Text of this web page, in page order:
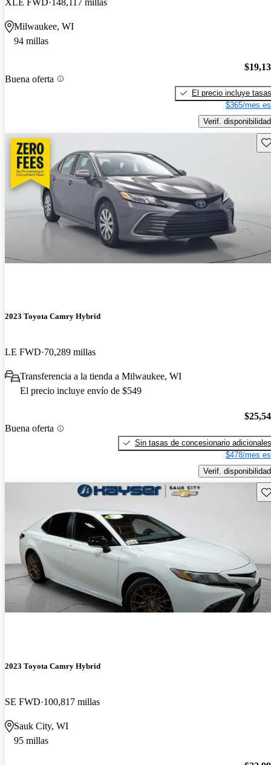
XLE FWD 148,117 millas
Milwaukee, WI
94 millas
Buena oferta
El precio incluye tasas
$365/mes
Verif. disponibilidad
2023 Toyota Camry Hybrid
LE FWD 70,289 millas
Transferencia a la tienda a Milwaukee, WI
El precio incluye envío de $549
Buena oferta
Sin tasas de concesionario adicionales
$478/mes
Verif. disponibilidad
2023 Toyota Camry Hybrid
SE FWD 100,817 millas
Sauk City, WI
95 millas